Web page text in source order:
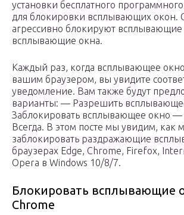
установки бесплатного
для блокировки всплывающих окон.
агрессивно блокируют всплывающие
всплывающие окна.
Каждый раз, когда всплывающее
вашим браузером, вы увидите
уведомление. Вам также будут
варианты: — Разрешить
Заблокировать всплывающее окно —
Всегда. В этом посте мы увидим, как
заблокировать раздражающие
браузерах Edge, Chrome, Firefox,
Opera в Windows 10/8/7.
Блокировать всплывающие
Chrome